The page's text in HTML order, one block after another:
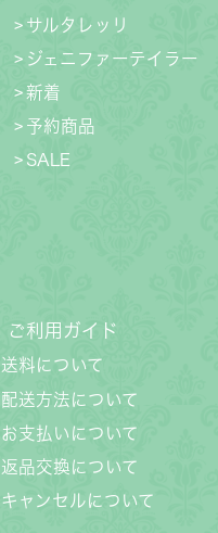
サルタレッリ
ジェニファーテイラー
新着
予約商品
SALE
ご利用ガイド
送料について
配送方法について
お支払いについて
返品交換について
キャンセルについて